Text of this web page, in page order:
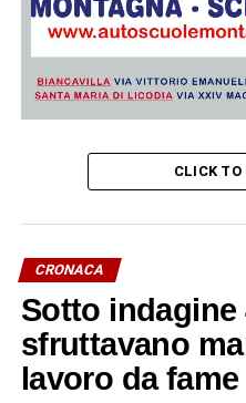
CLICK
CRONACA
Sotto indagine
sfruttavano
lavoro da fame